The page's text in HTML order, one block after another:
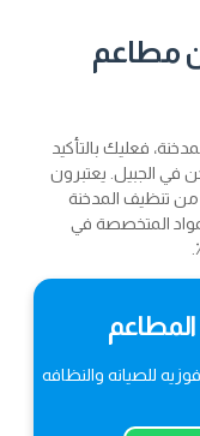
مطاعم
فعليك بالتأكيد
في الجبيل. يعتبرون
تنظيف المدخنة
المتخصصة في
للصيانه والنظافه